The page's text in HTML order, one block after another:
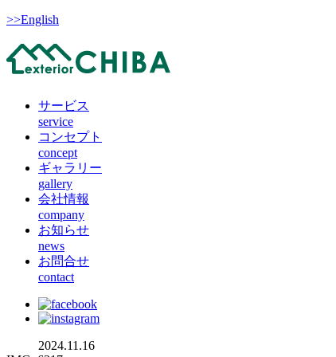
>>English
サービス
service
コンセプト
concept
ギャラリー
gallery
会社情報
company
お知らせ
news
お問合せ
contact
2024.11.16